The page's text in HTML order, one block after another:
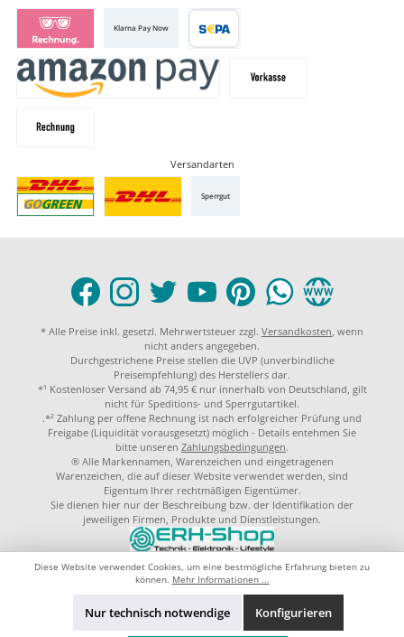
Klarna Pay Now
Versandarten
Sperrgut
* Alle Preise inkl. gesetzl. Mehrwertsteuer zzgl. Versandkosten, wenn
nicht anders angegeben.
Durchgestrichene Preise stellen die UVP (unverbindliche
Preisempfehlung) des Herstellers dar.
*¹ Kostenloser Versand ab 74,95 € nur innerhalb von Deutschland, gilt
nicht für Speditions- und Sperrgutartikel.
.*² Zahlung per offene Rechnung ist nach erfolgreicher Prüfung und
Freigabe (Liquidität vorausgesetzt) möglich - Details entehmen Sie
bitte unseren Zahlungsbedingungen.
® Alle Markennamen, Warenzeichen und eingetragenen
Warenzeichen, die auf dieser Website verwendet werden, sind
Eigentum Ihrer rechtmäßigen Eigentümer.
Sie dienen hier nur der Beschreibung bzw. der Identifikation der
jeweiligen Firmen, Produkte und Dienstleistungen.
Diese Website verwendet Cookies, um eine bestmögliche Erfahrung bieten zu
können. Mehr Informationen ...
Nur technisch notwendige Konfigurieren